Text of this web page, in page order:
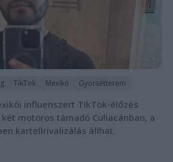
TikTok Mexikó Gyorsétterem
influenszert TikTok-élőzés
motoros támadó Culiacánban, a
kartellrivalizálás állhat.